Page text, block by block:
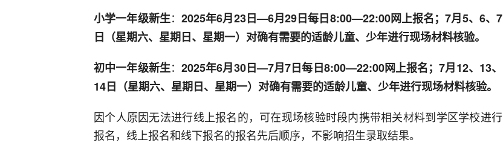
小学一年级新生：2025年6月23日—6月29日每日8:00—22:00网上报名；7月5、6、7
日（星期六、星期日、星期一）对确有需要的适龄儿童、少年进行现场材料核验。
初中一年级新生：2025年6月30日—7月7日每日8:00—22:00网上报名；7月12、13、
14日（星期六、星期日、星期一）对确有需要的适龄儿童、少年进行现场材料核验。
因个人原因无法进行线上报名的，可在现场核验时段内携带相关材料到学区学校进行
报名，线上报名和线下报名的报名先后顺序，不影响招生录取结果。